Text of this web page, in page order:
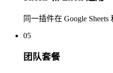
同一插件在 Google Sheets
05
团队套餐